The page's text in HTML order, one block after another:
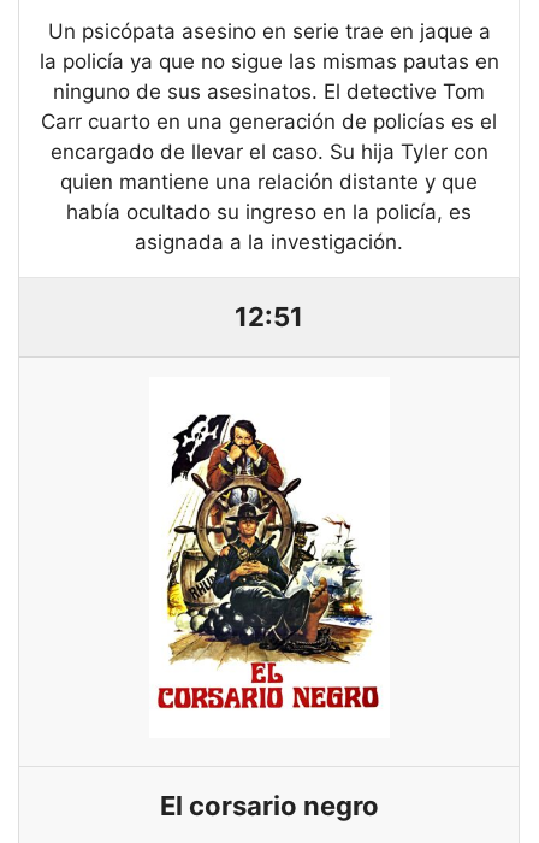
Un psicópata asesino en serie trae en jaque a
la policía ya que no sigue las mismas pautas en
ninguno de sus asesinatos. El detective Tom
Carr cuarto en una generación de policías es el
encargado de llevar el caso. Su hija Tyler con
quien mantiene una relación distante y que
había ocultado su ingreso en la policía, es
asignada a la investigación.
12:51
El corsario negro